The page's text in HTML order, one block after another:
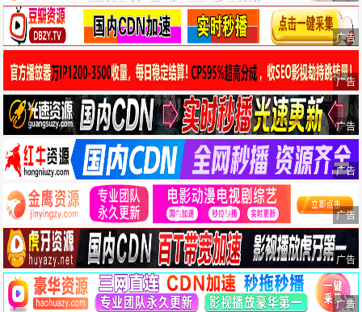
广告
广告
广告
广告
广告
广告
广告